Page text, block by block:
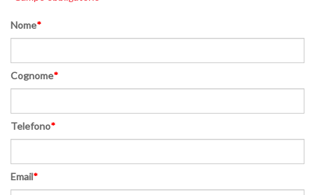
Nome*
Cognome*
Telefono*
Email*